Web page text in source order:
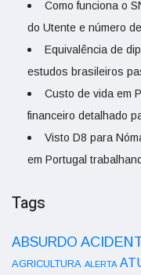
Como funciona o
do Utente e número
Equivalência de
estudos brasileiros
Custo de vida em
financeiro detalhado
Visto D8 para
em Portugal
Tags
ABSURDO
AGRICULTURA ALERTA